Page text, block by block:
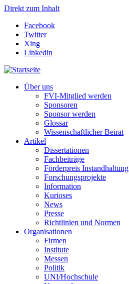
Direkt zum Inhalt
Facebook
Twitter
Xing
Linkedin
Über uns
FVI-Mitglied werden
Sponsoren
Sponsor werden
Glossar
Wissenschaftlicher Beirat
Artikel
Dissertationen
Fachbeiträge
Förderpreis Instandhaltung
Forschungsprojekte
Information
Kurioses
News
Presse
Richtlinien und Normen
Organisationen
Firmen
Institute
Messen
Politik
UNI/Hochschule